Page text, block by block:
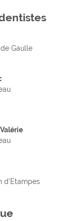
Gaulle
d’Etampes